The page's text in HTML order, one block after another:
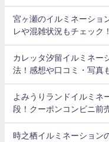
宮ヶ瀬のイルミネーショ
レや混雑状況もチェック！
カレッタ汐留イルミネー
法！感想や口コミ・写真
よみうりランドイルミネ
段！クーポンコンビニ前
時之栖イルミネーション